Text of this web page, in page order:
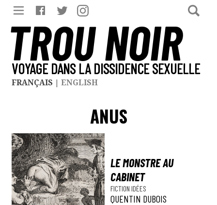
TROU NOIR
VOYAGE DANS LA DISSIDENCE SEXUELLE
FRANÇAIS | ENGLISH
ANUS
LE MONSTRE AU
CABINET
FICTION IDÉES
QUENTIN DUBOIS